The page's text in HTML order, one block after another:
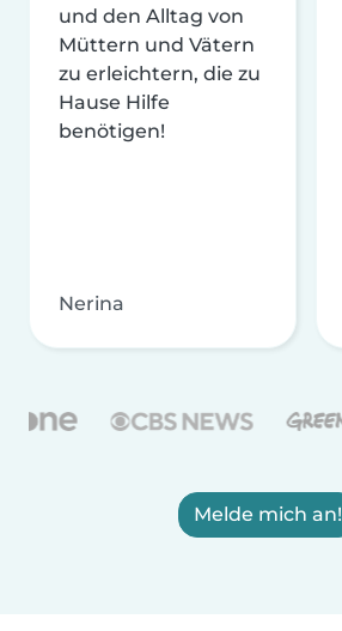
und den Alltag von
Müttern und Vätern
zu erleichtern, die zu
Hause Hilfe
benötigen!
Nerina
Melde mich an!